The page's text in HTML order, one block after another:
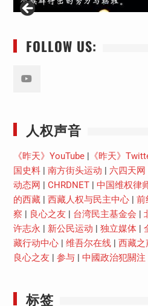
FOLLOW US:
人权声音
《昨天》YouTube| 《昨天》
国史料| 南方街头运动 六四天网
动态网
CHRDNET| 中国维权律
的西藏| 西藏人权与民主中心| 前
察
良心之友 台湾民主基金会
许志永
新公民运动 独立媒体|
藏行动中心| 维吾尔在线| 西藏之
良心之友
参与| 中國政治犯關注
标签